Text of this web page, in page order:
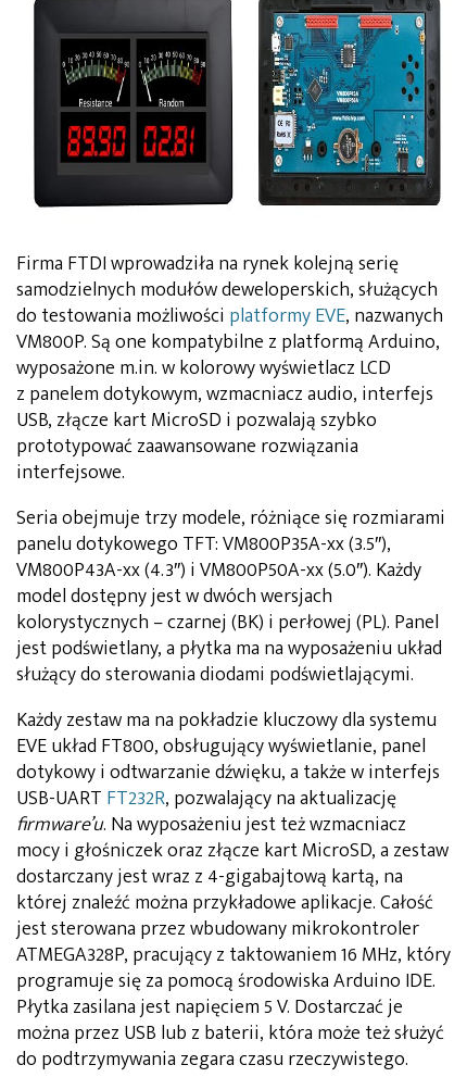
Firma FTDI wprowadziła na rynek kolejną serię
samodzielnych modułów deweloperskich, służących
do testowania możliwości platformy EVE, nazwanych
VM800P. Są one kompatybilne z platformą Arduino,
wyposażone m.in. w kolorowy wyświetlacz LCD
z panelem dotykowym, wzmacniacz audio, interfejs
USB, złącze kart MicroSD i pozwalają szybko
prototypować zaawansowane rozwiązania
interfejsowe.
Seria obejmuje trzy modele, różniące się rozmiarami
panelu dotykowego TFT: VM800P35A-xx (3.5″),
VM800P43A-xx (4.3″) i VM800P50A-xx (5.0″). Każdy
model dostępny jest w dwóch wersjach
kolorystycznych – czarnej (BK) i perłowej (PL). Panel
jest podświetlany, a płytka ma na wyposażeniu układ
służący do sterowania diodami podświetlającymi.
Każdy zestaw ma na pokładzie kluczowy dla systemu
EVE układ FT800, obsługujący wyświetlanie, panel
dotykowy i odtwarzanie dźwięku, a także w interfejs
USB-UART FT232R, pozwalający na aktualizację
firmware’u. Na wyposażeniu jest też wzmacniacz
mocy i głośniczek oraz złącze kart MicroSD, a zestaw
dostarczany jest wraz z 4-gigabajtową kartą, na
której znaleźć można przykładowe aplikacje. Całość
jest sterowana przez wbudowany mikrokontroler
ATMEGA328P, pracujący z taktowaniem 16 MHz, który
programuje się za pomocą środowiska Arduino IDE.
Płytka zasilana jest napięciem 5 V. Dostarczać je
można przez USB lub z baterii, która może też służyć
do podtrzymywania zegara czasu rzeczywistego.